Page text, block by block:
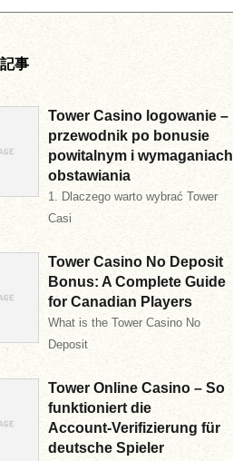
事
Tower Casino logowanie –
przewodnik po bonusie
powitalnym i wymaganiach
obstawiania
1. Dlaczego warto wybrać Tower
Casi
Tower Casino No Deposit
Bonus: A Complete Guide
for Canadian Players
What is the Tower Casino No
Deposit
Tower Online Casino – So
funktioniert die
Account‑Verifizierung für
deutsche Spieler